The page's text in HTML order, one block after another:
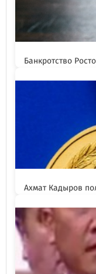
Банкротство
Ахмат Кадыров